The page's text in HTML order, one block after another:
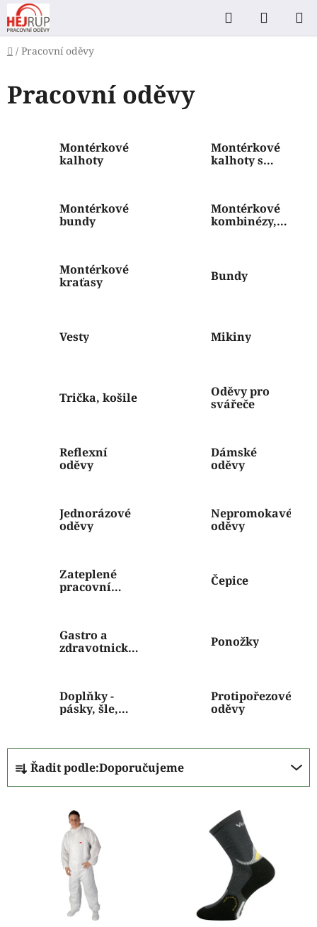
Přejít
na
obsah
Hledat
KOŠÍK
Domů
/ Pracovní oděvy
Pracovní oděvy
Montérkové
kalhoty
Montérkové
kalhoty s
Montérkové
bundy
Montérkové
kombinézy,
Montérkové
kraťasy
Bundy
Vesty Mikiny
Trička, košile
Oděvy pro
svářeče
Reflexní
oděvy
Dámské
oděvy
Jednorázové
oděvy
Nepromokavé
oděvy
Zateplené
pracovní
Čepice
Gastro a
zdravotnické
Ponožky
Doplňky -
pásky, šle,
Protipořezové
oděvy
Ř
a
z
Řadit podle:Doporučujeme